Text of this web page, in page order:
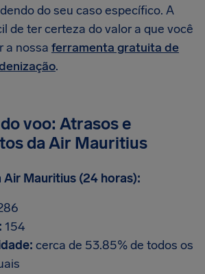
do seu caso específico. A
de ter certeza do valor a que você
a nossa ferramenta gratuita de
.
voo: Atrasos e
da Air Mauritius
Mauritius (24 horas):
154
cerca de 53.85% de todos os